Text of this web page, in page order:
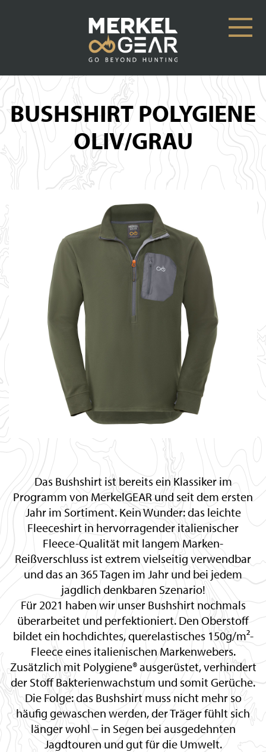
BUSHSHIRT POLYGIENE
OLIV/GRAU
Das Bushshirt ist bereits ein Klassiker im
Programm von MerkelGEAR und seit dem ersten
Jahr im Sortiment. Kein Wunder: das leichte
Fleeceshirt in hervorragender italienischer
Fleece-Qualität mit langem Marken-
Reißverschluss ist extrem vielseitig verwendbar
und das an 365 Tagen im Jahr und bei jedem
jagdlich denkbaren Szenario!
Für 2021 haben wir unser Bushshirt nochmals
überarbeitet und perfektioniert. Den Oberstoff
bildet ein hochdichtes, querelastisches 150g/m²-
Fleece eines italienischen Markenwebers.
Zusätzlich mit Polygiene® ausgerüstet, verhindert
der Stoff Bakterienwachstum und somit Gerüche.
Die Folge: das Bushshirt muss nicht mehr so
häufig gewaschen werden, der Träger fühlt sich
länger wohl – in Segen bei ausgedehnten
Jagdtouren und gut für die Umwelt.